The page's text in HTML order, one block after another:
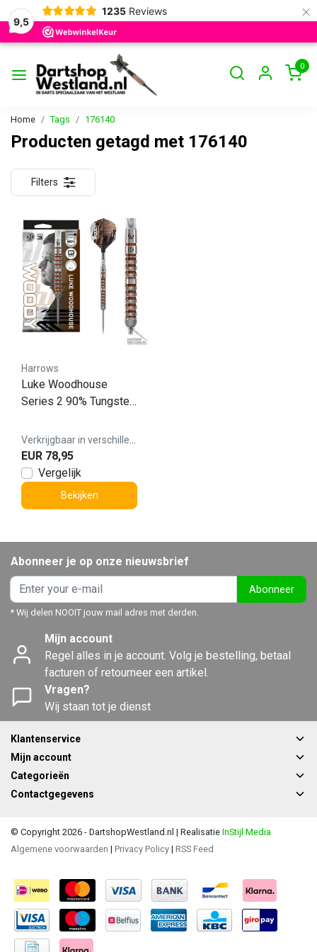
9,5
1235 Reviews ×
0
Home Tags 176140
Producten getagd met 176140
Filters
Harrows
Luke Woodhouse
Series 2 90% Tungsten
EUR 78,95
Vergelijk
Bekijken
Abonneer je op onze nieuwsbrief
Abonneer
* Wij delen NOOIT jouw mail adres met derden.
Mijn account
Regel alles in je account. Volg je bestelling, betaal
facturen of retourneer een artikel.
Vragen?
Wij staan tot je dienst
Klantenservice
Mijn account
Categorieën
Contactgegevens
© Copyright 2026 - DartshopWestland.nl | Realisatie InStijl Media
Algemene voorwaarden | Privacy Policy | RSS Feed